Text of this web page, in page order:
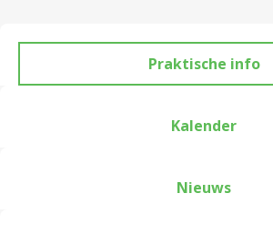
Praktische info
Kalender
Nieuws